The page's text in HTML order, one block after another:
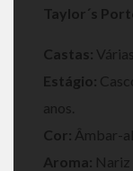
Taylor´s
Castas:
Estágio:
anos.
Cor: Âmbar-
Aroma: Nariz